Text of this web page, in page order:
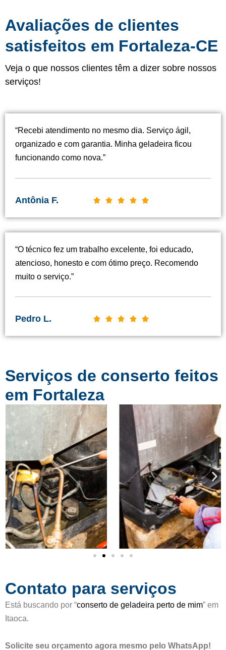
Avaliações de clientes
satisfeitos em Fortaleza-CE
Veja o que nossos clientes têm a dizer sobre nossos
serviços!
“Recebi atendimento no mesmo dia. Serviço ágil,
organizado e com garantia. Minha geladeira ficou
funcionando como nova.”
Antônia F.     C
s
i
d
o
o
5
“O técnico fez um trabalho excelente, foi educado,
atencioso, honesto e com ótimo preço. Recomendo
muito o serviço.”
Pedro L.     C
s
c
a
d
o
c
o
m
5
d
Serviços de conserto feitos
em Fortaleza
Contato para serviços
Está buscando por “conserto de geladeira perto de mim” em
Itaoca.
Solicite seu orçamento agora mesmo pelo WhatsApp!